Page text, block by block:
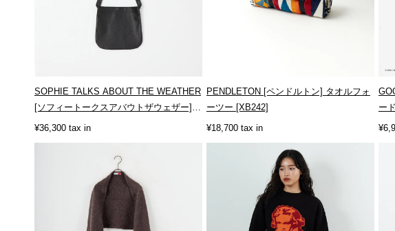
SOPHIE TALKS ABOUT THE WEATHER
[ソフィートークスアバウトザウェザー]
レ...
¥36,300 tax in
PENDLETON [ペンドルトン] タオルフォ
ーツー [XB242]
¥18,700 tax in
ー